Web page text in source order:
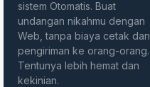
sistem Otomatis. Buat
undangan nikahmu dengan
Web, tanpa biaya cetak dan
pengiriman ke orang-orang.
Tentunya lebih hemat dan
kekinian.